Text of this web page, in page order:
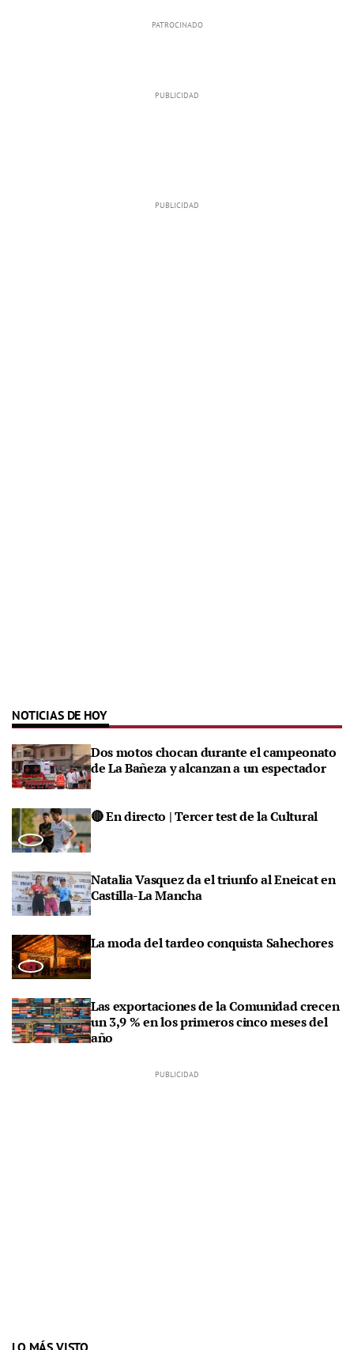
NOTICIAS DE HOY
Dos motos chocan durante el campeonato
de La Bañeza y alcanzan a un espectador
🔴 En directo | Tercer test de la Cultural
Natalia Vasquez da el triunfo al Eneicat en
Castilla-La Mancha
La moda del tardeo conquista Sahechores
Las exportaciones de la Comunidad crecen
un 3,9 % en los primeros cinco meses del
año
LO MÁS VISTO